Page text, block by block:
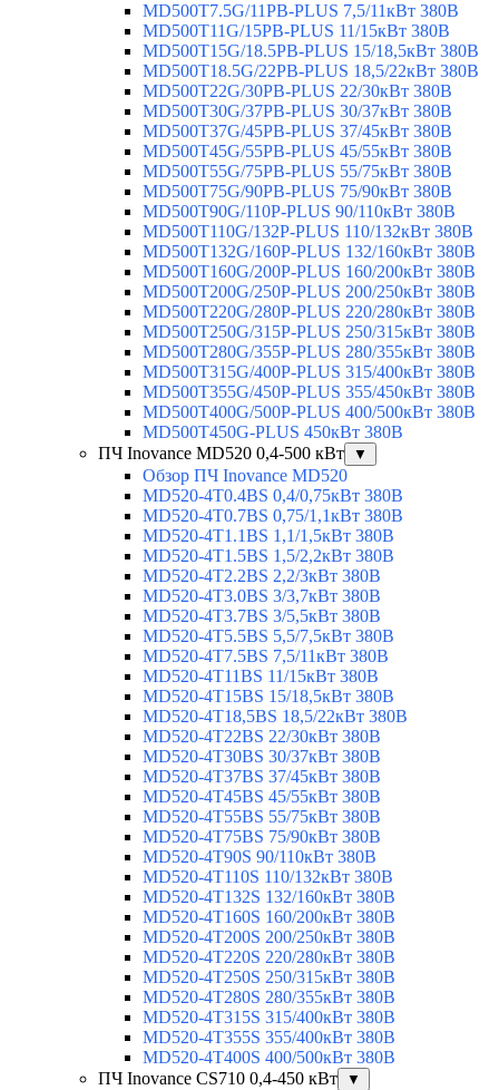
MD500T7.5G/11PB-PLUS 7,5/11кВт 380В
MD500T11G/15PB-PLUS 11/15кВт 380В
MD500T15G/18.5PB-PLUS 15/18,5кВт 380В
MD500T18.5G/22PB-PLUS 18,5/22кВт 380В
MD500T22G/30PB-PLUS 22/30кВт 380В
MD500T30G/37PB-PLUS 30/37кВт 380В
MD500T37G/45PB-PLUS 37/45кВт 380В
MD500T45G/55PB-PLUS 45/55кВт 380В
MD500T55G/75PB-PLUS 55/75кВт 380В
MD500T75G/90PB-PLUS 75/90кВт 380В
MD500T90G/110P-PLUS 90/110кВт 380В
MD500T110G/132P-PLUS 110/132кВт 380В
MD500T132G/160P-PLUS 132/160кВт 380В
MD500T160G/200P-PLUS 160/200кВт 380В
MD500T200G/250P-PLUS 200/250кВт 380В
MD500T220G/280P-PLUS 220/280кВт 380В
MD500T250G/315P-PLUS 250/315кВт 380В
MD500T280G/355P-PLUS 280/355кВт 380В
MD500T315G/400P-PLUS 315/400кВт 380В
MD500T355G/450P-PLUS 355/450кВт 380В
MD500T400G/500P-PLUS 400/500кВт 380В
MD500T450G-PLUS 450кВт 380В
ПЧ Inovance MD520 0,4-500 кВт
▼
Обзор ПЧ Inovance MD520
MD520-4T0.4BS 0,4/0,75кВт 380В
MD520-4T0.7BS 0,75/1,1кВт 380В
MD520-4T1.1BS 1,1/1,5кВт 380В
MD520-4T1.5BS 1,5/2,2кВт 380В
MD520-4T2.2BS 2,2/3кВт 380В
MD520-4T3.0BS 3/3,7кВт 380В
MD520-4T3.7BS 3/5,5кВт 380В
MD520-4T5.5BS 5,5/7,5кВт 380В
MD520-4T7.5BS 7,5/11кВт 380В
MD520-4T11BS 11/15кВт 380В
MD520-4T15BS 15/18,5кВт 380В
MD520-4T18,5BS 18,5/22кВт 380В
MD520-4T22BS 22/30кВт 380В
MD520-4T30BS 30/37кВт 380В
MD520-4T37BS 37/45кВт 380В
MD520-4T45BS 45/55кВт 380В
MD520-4T55BS 55/75кВт 380В
MD520-4T75BS 75/90кВт 380В
MD520-4T90S 90/110кВт 380В
MD520-4T110S 110/132кВт 380В
MD520-4T132S 132/160кВт 380В
MD520-4T160S 160/200кВт 380В
MD520-4T200S 200/250кВт 380В
MD520-4T220S 220/280кВт 380В
MD520-4T250S 250/315кВт 380В
MD520-4T280S 280/355кВт 380В
MD520-4T315S 315/400кВт 380В
MD520-4T355S 355/400кВт 380В
MD520-4T400S 400/500кВт 380В
ПЧ Inovance CS710 0,4-450 кВт
▼